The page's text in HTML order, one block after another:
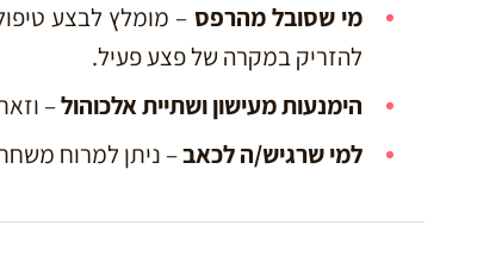
מי שסובל מהרפס
להזריק במקרה של פצע פעיל.
הימנעות מעישון ושתיית אלכוהול–
למי שרגיש/ה לכאב– ניתן למרוח